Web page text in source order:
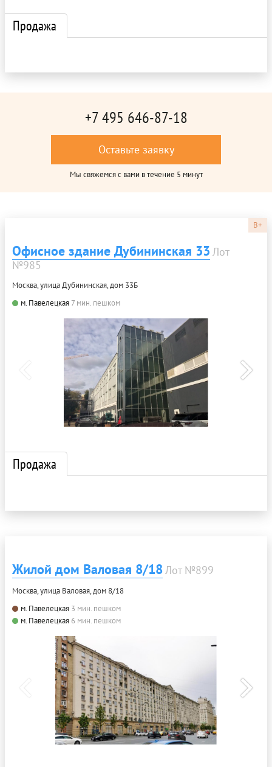
Продажа
+7 495 646-87-18
Оставьте заявку
Мы свяжемся с вами в течение 5 минут
B+
Офисное здание Дубининская 33 Лот
№985
Москва, улица Дубининская, дом 33Б
м. Павелецкая 7 мин. пешком
Продажа
Жилой дом Валовая 8/18Лот №899
Москва, улица Валовая, дом 8/18
м. Павелецкая 3 мин. пешком
м. Павелецкая 6 мин. пешком